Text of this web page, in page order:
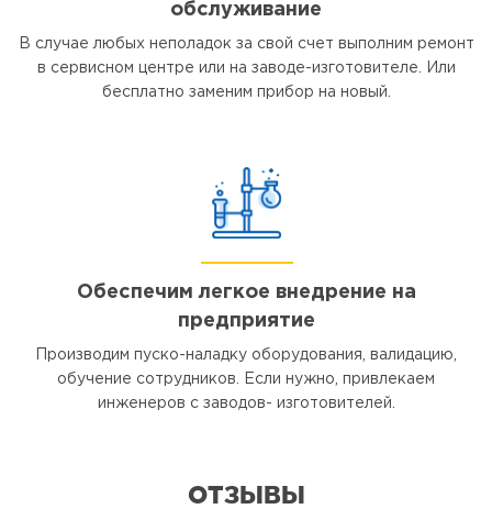
обслуживание
В случае любых неполадок за свой счет выполним ремонт
в сервисном центре или на заводе-изготовителе. Или
бесплатно заменим прибор на новый.
Обеспечим легкое внедрение на
предприятие
Производим пуско-наладку оборудования, валидацию,
обучение сотрудников. Если нужно, привлекаем
инженеров с заводов- изготовителей.
ОТЗЫВЫ